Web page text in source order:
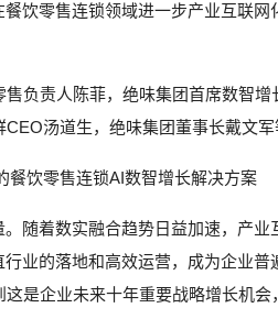
饮零售连锁领域进一步产业互联
负责人陈菲，绝味集团首席数智
汤道生，绝味集团董事长戴文军
餐饮零售连锁AI数智增长解决方案
随着数实融合趋势日益加速，产
业的落地和高效运营，成为企业
是企业未来十年重要战略增长机